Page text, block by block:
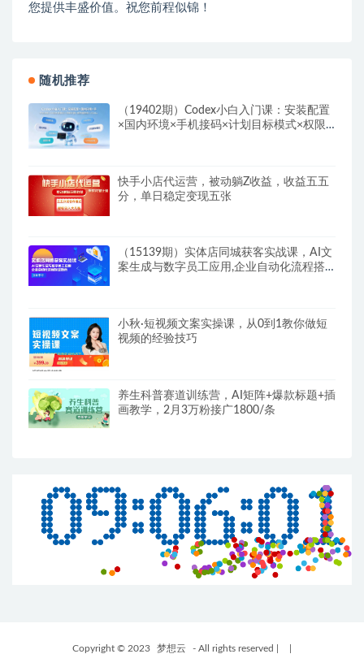
您提供丰盛价值。祝您前程似锦！
随机推荐
（19402期）Codex小白入门课：安装配置
×国内环境×手机接码×计划目标模式×权限
快手小店代运营，被动躺Z收益，收益五五
分，单日稳定变现五张
（15139期）实体店同城获客实战课，AI文
案生成与数字员工应用,企业自动化流程搭
小秋·短视频文案实操课，​从0到1教你做短
视频的经验技巧
养生科普赛道训练营，AI矩阵+爆款标题+插
画教学，2月3万粉接广1800/条
Copyright © 2023 梦想云 - All rights reserved